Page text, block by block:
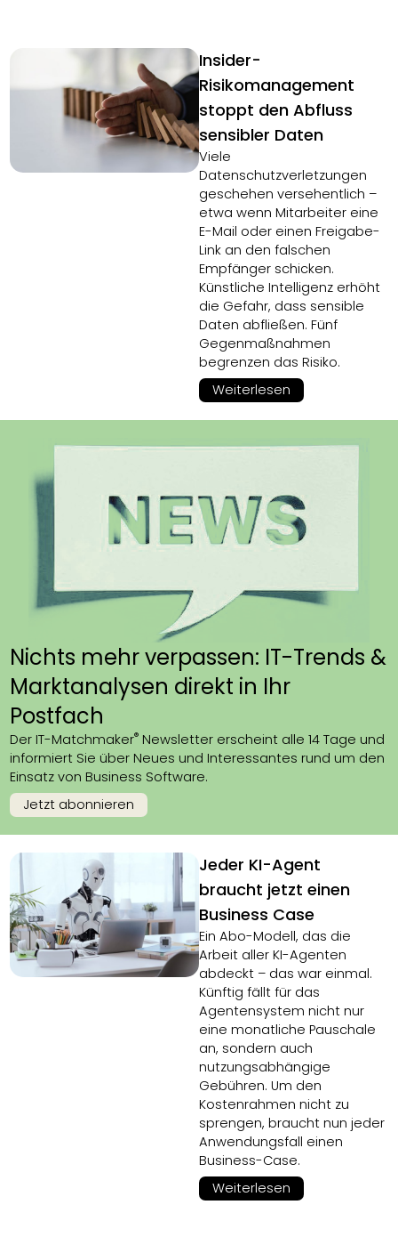
Insider-
Risikomanagement
stoppt den Abfluss
sensibler Daten
Viele
Datenschutzverletzungen
geschehen versehentlich –
etwa wenn Mitarbeiter eine
E-Mail oder einen Freigabe-
Link an den falschen
Empfänger schicken.
Künstliche Intelligenz erhöht
die Gefahr, dass sensible
Daten abfließen. Fünf
Gegenmaßnahmen
begrenzen das Risiko.
Weiterlesen
Nichts mehr verpassen: IT-Trends &
Marktanalysen direkt in Ihr
Postfach
Der IT-Matchmaker® Newsletter erscheint alle 14 Tage und
informiert Sie über Neues und Interessantes rund um den
Einsatz von Business Software.
Jetzt abonnieren
Jeder KI-Agent
braucht jetzt einen
Business Case
Ein Abo-Modell, das die
Arbeit aller KI-Agenten
abdeckt – das war einmal.
Künftig fällt für das
Agentensystem nicht nur
eine monatliche Pauschale
an, sondern auch
nutzungsabhängige
Gebühren. Um den
Kostenrahmen nicht zu
sprengen, braucht nun jeder
Anwendungsfall einen
Business-Case.
Weiterlesen